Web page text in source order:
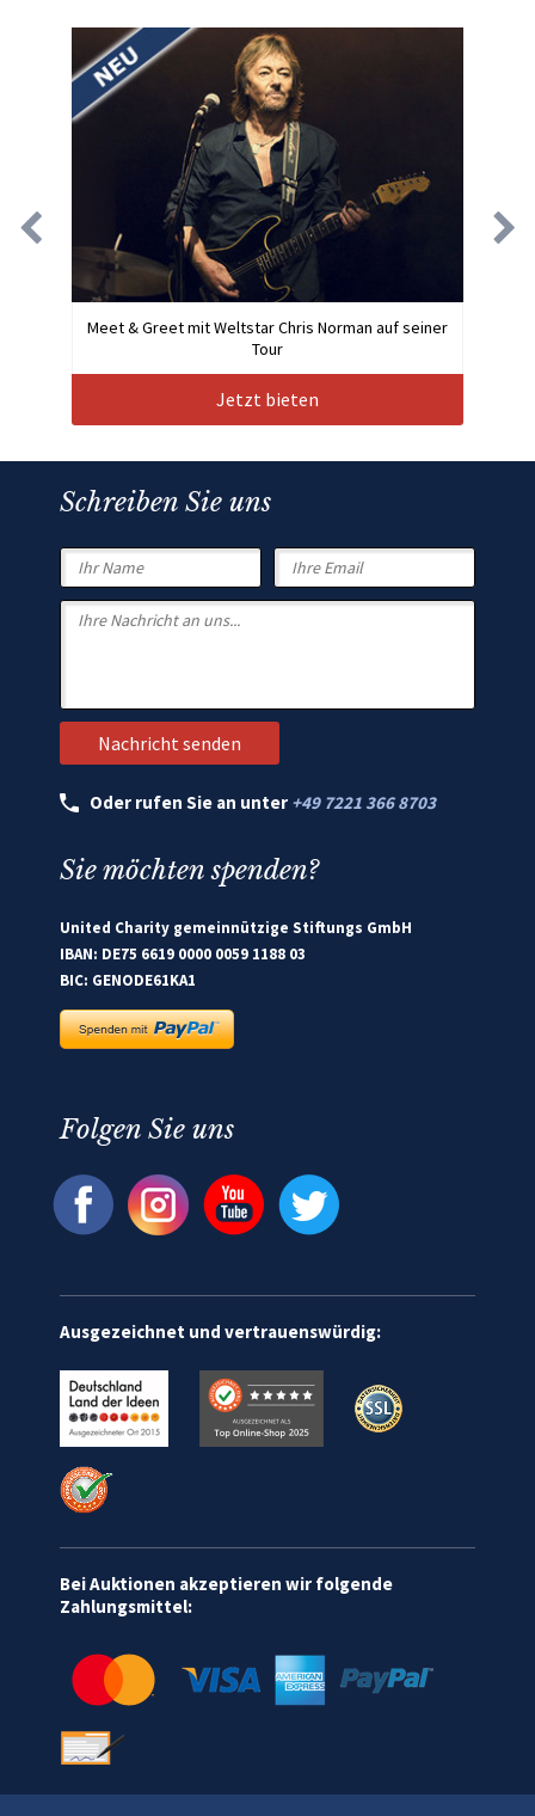
Meet & Greet mit Weltstar Chris Norman auf seiner
Tour
Jetzt bieten
Schreiben Sie uns
Oder rufen Sie an unter +49 7221 366 8703
Sie möchten spenden?
United Charity gemeinnützige Stiftungs GmbH
IBAN: DE75 6619 0000 0059 1188 03
BIC: GENODE61KA1
Folgen Sie uns
Ausgezeichnet und vertrauenswürdig:
Bei Auktionen akzeptieren wir folgende
Zahlungsmittel: